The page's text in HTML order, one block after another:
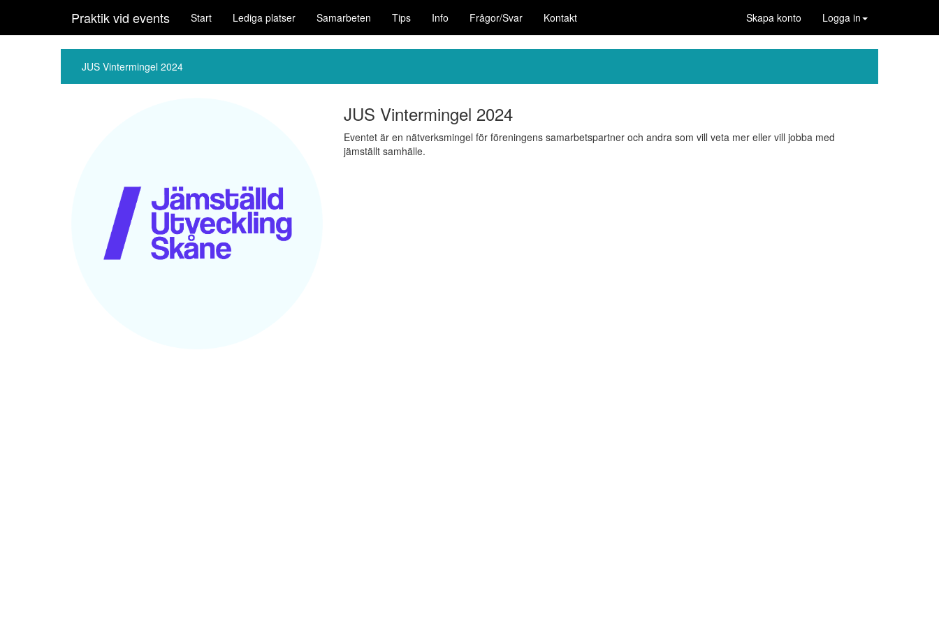
Praktik vid events Start Lediga platser Samarbeten Tips Info Frågor/Svar Kontakt Skapa konto Logga in
JUS Vintermingel 2024
JUS Vintermingel 2024
Eventet är en nätverksmingel för föreningens samarbetspartner och andra som vill veta mer eller vill jobba med
jämställt samhälle.